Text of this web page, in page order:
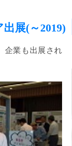
展(～2019)
企業も出展され